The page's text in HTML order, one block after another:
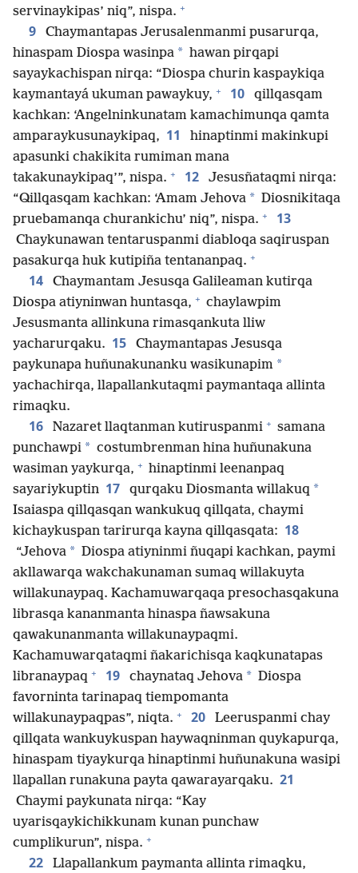
servinaykipas’ niq”, nispa. +
9
Chaymantapas Jerusalenmanmi pusarurqa,
hinaspam Diospa wasinpa * hawan pirqapi
sayaykachispan nirqa: “Diospa churin kaspaykiqa
kaymantayá ukuman pawaykuy, + 10
qillqasqam
kachkan: ‘Angelninkunatam kamachimunqa qamta
amparaykusunaykipaq, 11
hinaptinmi makinkupi
apasunki chakikita rumiman mana
takakunaykipaq’”, nispa. + 12
Jesusñataqmi nirqa:
“Qillqasqam kachkan: ‘Amam Jehova * Diosnikitaqa
pruebamanqa churankichu’ niq”, nispa. + 13
Chaykunawan tentaruspanmi diabloqa saqiruspan
pasakurqa huk kutipiña tentananpaq. +
14
Chaymantam Jesusqa Galileaman kutirqa
Diospa atiyninwan huntasqa, + chaylawpim
Jesusmanta allinkuna rimasqankuta lliw
yacharurqaku. 15
Chaymantapas Jesusqa
paykunapa huñunakunanku wasikunapim *
yachachirqa, llapallankutaqmi paymantaqa allinta
rimaqku.
16 Nazaret llaqtanman kutiruspanmi + samana
punchawpi * costumbrenman hina huñunakuna
wasiman yaykurqa, + hinaptinmi leenanpaq
sayariykuptin 17 qurqaku Diosmanta willakuq *
Isaiaspa qillqasqan wankukuq qillqata, chaymi
kichaykuspan tarirurqa kayna qillqasqata: 18
“Jehova * Diospa atiyninmi ñuqapi kachkan, paymi
akllawarqa wakchakunaman sumaq willakuyta
willakunaypaq. Kachamuwarqaqa presochasqakuna
librasqa kananmanta hinaspa ñawsakuna
qawakunanmanta willakunaypaqmi.
Kachamuwarqataqmi ñakarichisqa kaqkunatapas
libranaypaq + 19 chaynataq Jehova * Diospa
favorninta tarinapaq tiempomanta
willakunaypaqpas”, niqta. + 20
Leeruspanmi chay
qillqata wankuykuspan haywaqninman quykapurqa,
hinaspam tiyaykurqa hinaptinmi huñunakuna wasipi
llapallan runakuna payta qawarayarqaku. 21
Chaymi paykunata nirqa: “Kay
uyarisqaykichikkunam kunan punchaw
cumplikurun”, nispa. +
22
Llapallankum paymanta allinta rimaqku,